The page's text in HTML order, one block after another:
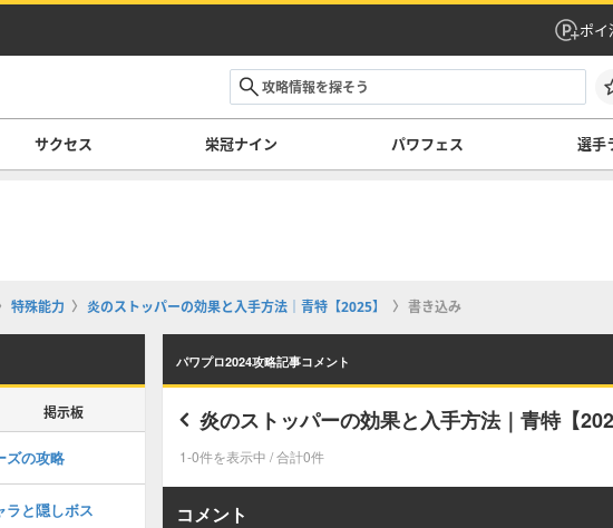
ポイ
サクセス 栄冠ナイン パワフェス 選手
特殊能力 炎のストッパーの効果と入手方法｜青特【2025】 書き込み
パワプロ2024攻略記事コメント
炎のストッパーの効果と入手方法｜青特【
1-0件を表示中 / 合計0件
コメント
掲示板
ズの攻略
ラと隠しボス